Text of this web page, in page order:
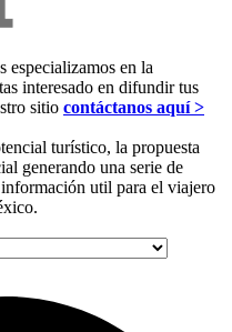
especializamos en la
interesado en difundir tus
sitio contáctanos aquí >
turístico, la propuesta
generando una serie de
util para el viajero